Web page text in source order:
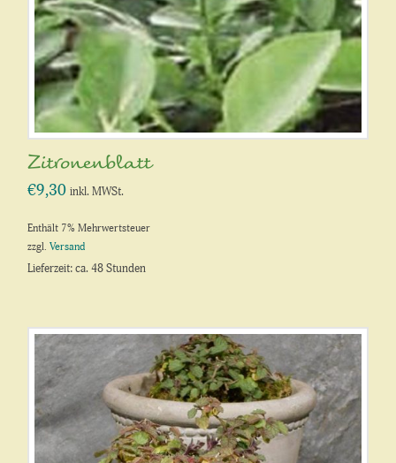
Zitronenblatt
€9,30 inkl. MWSt.
Enthält 7% Mehrwertsteuer
zzgl.Versand
Lieferzeit: ca. 48 Stunden